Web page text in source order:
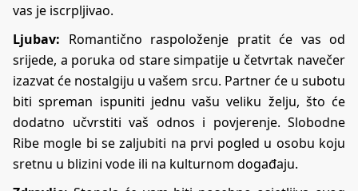
vas je iscrpljivao.
Ljubav: Romantično raspoloženje pratit će vas od
srijede, a poruka od stare simpatije u četvrtak navečer
izazvat će nostalgiju u vašem srcu. Partner će u subotu
biti spreman ispuniti jednu vašu veliku želju, što će
dodatno učvrstiti vaš odnos i povjerenje. Slobodne
Ribe mogle bi se zaljubiti na prvi pogled u osobu koju
sretnu u blizini vode ili na kulturnom događaju.